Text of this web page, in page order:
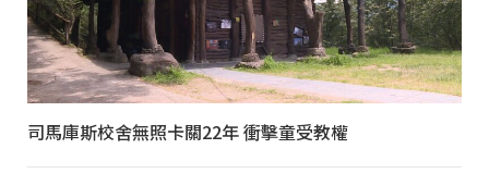
司馬庫斯校舍無照卡關22年 衝擊童受教權